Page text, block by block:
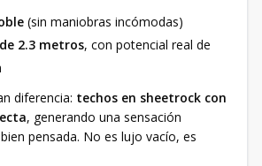
(sin maniobras incómodas)
2.3 metros, con potencial real de
diferencia: techos en sheetrock con
, generando una sensación
pensada. No es lujo vacío, es